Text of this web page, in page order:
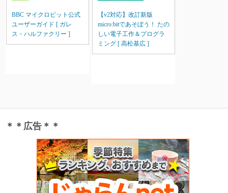
BBC マイクロビット公式
ユーザーガイド [ ガレ
ス・ハルファクリー ]
【v2対応】改訂新版
micro:bitであそぼう！ たの
しい電子工作＆プログラ
ミング [ 高松基広 ]
＊＊広告＊＊